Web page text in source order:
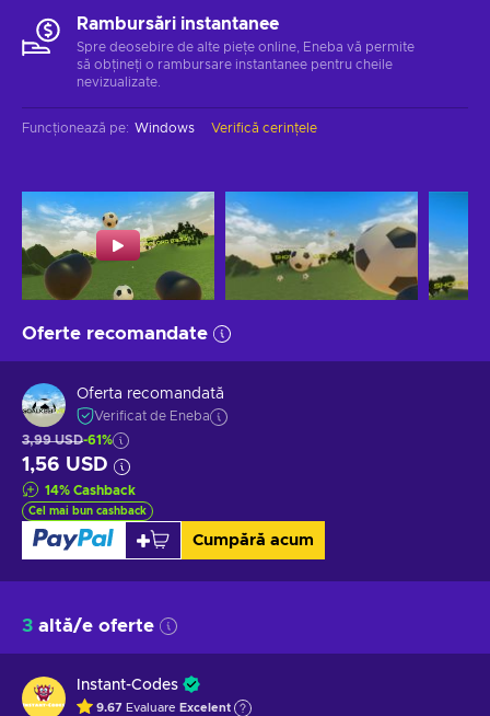
Rambursări instantanee
Spre deosebire de alte piețe online, Eneba vă permite
să obțineți o rambursare instantanee pentru cheile
nevizualizate.
Funcționează pe: Windows Verifică cerințele
Oferte recomandate
Oferta recomandată
Verificat de Eneba
3,99 USD-61%
1,56 USD
14% Cashback
Cel mai bun cashback
Cumpără acum
3 altă/e oferte
Instant-Codes
9.67 Evaluare Excelent